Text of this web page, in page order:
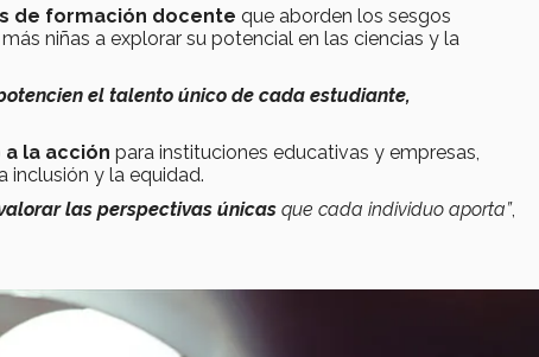
de formación docente que aborden los sesgos
niñas a explorar su potencial en las ciencias y la
el talento único de cada estudiante,
la acción para instituciones educativas y empresas,
inclusión y la equidad.
las perspectivas únicas que cada individuo aporta”,